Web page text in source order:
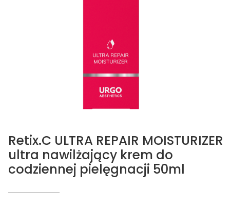
Retix.C ULTRA REPAIR MOISTURIZER
ultra nawilżający krem do
codziennej pielęgnacji 50ml